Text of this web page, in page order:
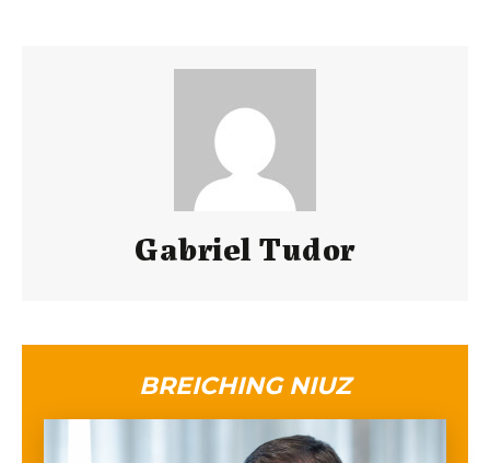
Gabriel Tudor
BREICHING NIUZ